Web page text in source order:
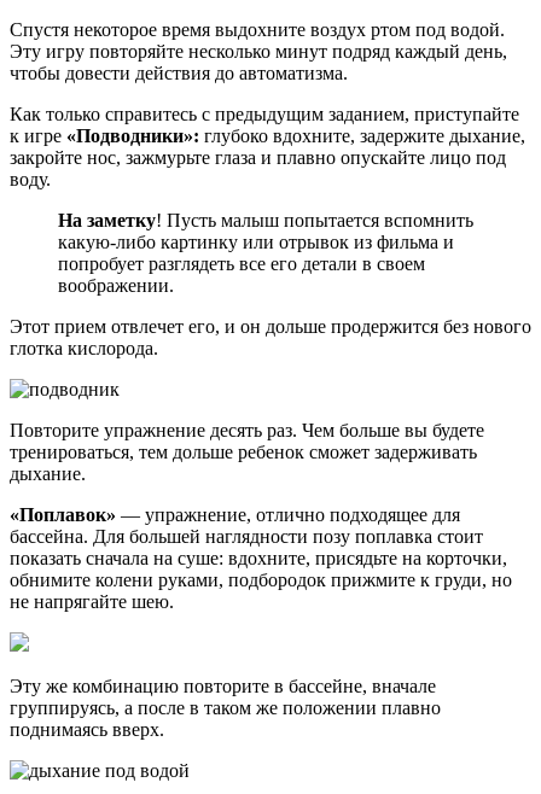
Спустя некоторое время выдохните воздух ртом под водой.
Эту игру повторяйте несколько минут подряд каждый день,
чтобы довести действия до автоматизма.
Как только справитесь с предыдущим заданием, приступайте
к игре «Подводники»: глубоко вдохните, задержите дыхание,
закройте нос, зажмурьте глаза и плавно опускайте лицо под
воду.
На заметку! Пусть малыш попытается вспомнить
какую-либо картинку или отрывок из фильма и
попробует разглядеть все его детали в своем
воображении.
Этот прием отвлечет его, и он дольше продержится без нового
глотка кислорода.
Повторите упражнение десять раз. Чем больше вы будете
тренироваться, тем дольше ребенок сможет задерживать
дыхание.
«Поплавок» — упражнение, отлично подходящее для
бассейна. Для большей наглядности позу поплавка стоит
показать сначала на суше: вдохните, присядьте на корточки,
обнимите колени руками, подбородок прижмите к груди, но
не напрягайте шею.
Эту же комбинацию повторите в бассейне, вначале
группируясь, а после в таком же положении плавно
поднимаясь вверх.